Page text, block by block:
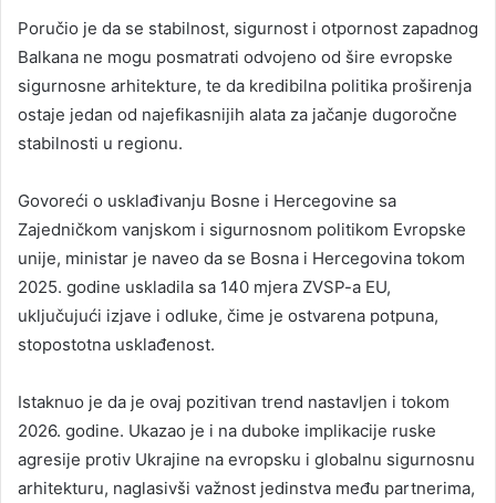
Poručio je da se stabilnost, sigurnost i otpornost zapadnog
Balkana ne mogu posmatrati odvojeno od šire evropske
sigurnosne arhitekture, te da kredibilna politika proširenja
ostaje jedan od najefikasnijih alata za jačanje dugoročne
stabilnosti u regionu.
Govoreći o usklađivanju Bosne i Hercegovine sa
Zajedničkom vanjskom i sigurnosnom politikom Evropske
unije, ministar je naveo da se Bosna i Hercegovina tokom
2025. godine uskladila sa 140 mjera ZVSP-a EU,
uključujući izjave i odluke, čime je ostvarena potpuna,
stopostotna usklađenost.
Istaknuo je da je ovaj pozitivan trend nastavljen i tokom
2026. godine. Ukazao je i na duboke implikacije ruske
agresije protiv Ukrajine na evropsku i globalnu sigurnosnu
arhitekturu, naglasivši važnost jedinstva među partnerima,